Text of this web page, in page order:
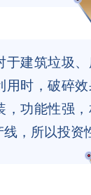
于建筑垃圾
用时，破碎
，功能性强
，所以投资